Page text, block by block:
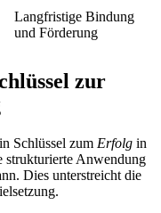
Langfristige Bindung
und Förderung
zur
Schlüssel zum Erfolg in
strukturierte Anwendung
Dies unterstreicht die